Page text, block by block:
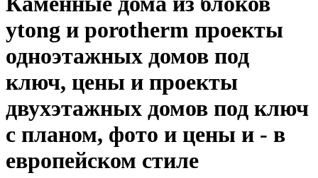
ytong и porotherm проекты
одноэтажных домов под
ключ, цены и проекты
двухэтажных домов под ключ
с планом, фото и цены и - в
европейском стиле